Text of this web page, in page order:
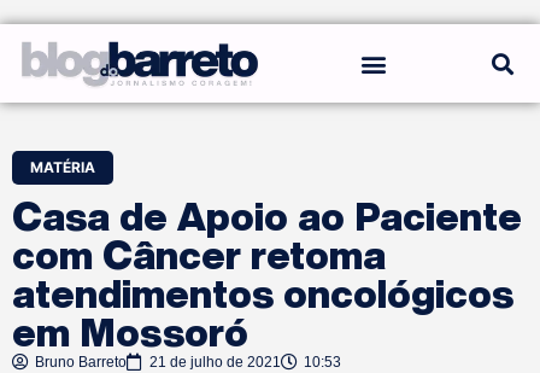
MATÉRIA
Casa de Apoio ao Paciente
com Câncer retoma
atendimentos oncológicos
em Mossoró
Bruno Barreto 21 de julho de 2021 10:53